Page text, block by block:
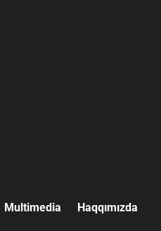
Multimedia
Haqqımızda